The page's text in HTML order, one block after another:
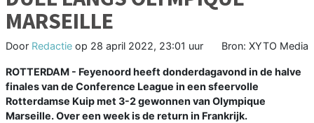
MARSEILLE
Door Redactie op 28 april 2022, 23:01 uur Bron: XYTO Media
ROTTERDAM - Feyenoord heeft donderdagavond in de halve
finales van de Conference League in een sfeervolle
Rotterdamse Kuip met 3-2 gewonnen van Olympique
Marseille. Over een week is de return in Frankrijk.